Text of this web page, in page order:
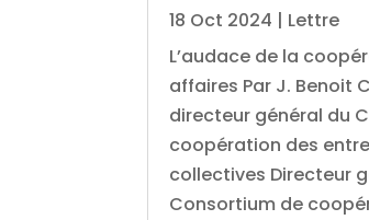
18 Oct 2024 | Lettre
L’audace de la
affaires Par J. Benoit
directeur général du
coopération des
collectives Directeur
Consortium de